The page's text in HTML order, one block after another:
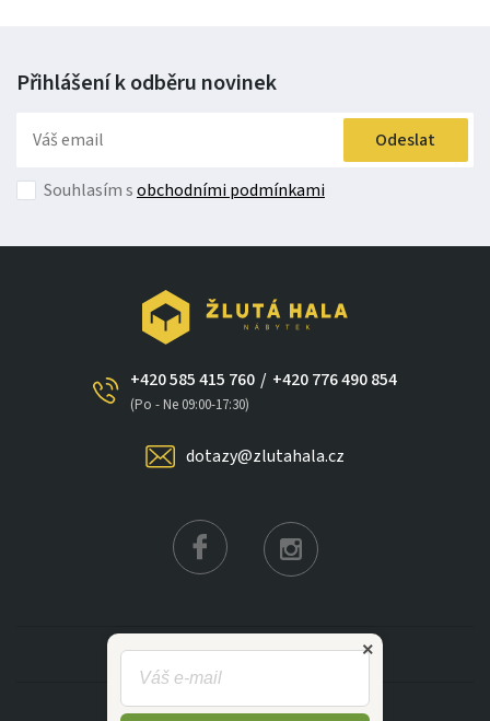
Přihlášení k odběru novinek
Odeslat
Souhlasím sobchodními podmínkami
+420 585 415 760
(Po - Ne 09:00-17:30)
/ +420 776 490 854
dotazy@zlutahala.cz
KATEGORIE
INFORMACE